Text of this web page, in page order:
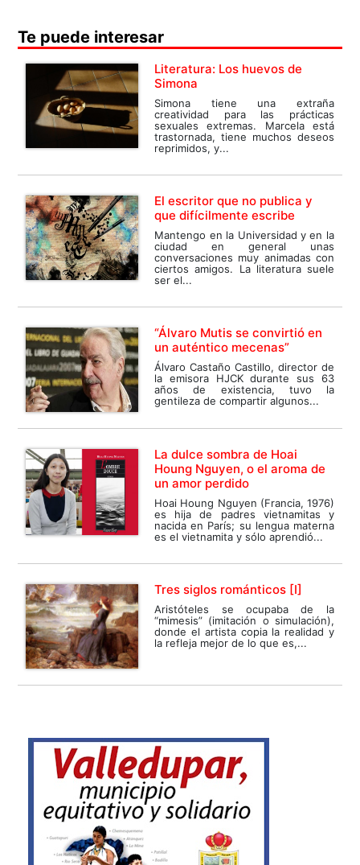
Te puede interesar
Literatura: Los huevos de
Simona
Simona tiene una extraña
creatividad para las prácticas
sexuales extremas. Marcela está
trastornada, tiene muchos deseos
reprimidos, y...
El escritor que no publica y
que difícilmente escribe
Mantengo en la Universidad y en la
ciudad en general unas
conversaciones muy animadas con
ciertos amigos. La literatura suele
ser el...
“Álvaro Mutis se convirtió en
un auténtico mecenas”
Álvaro Castaño Castillo, director de
la emisora HJCK durante sus 63
años de existencia, tuvo la
gentileza de compartir algunos...
La dulce sombra de Hoai
Houng Nguyen, o el aroma de
un amor perdido
Hoai Houng Nguyen (Francia, 1976)
es hija de padres vietnamitas y
nacida en París; su lengua materna
es el vietnamita y sólo aprendió...
Tres siglos románticos [I]
Aristóteles se ocupaba de la
“mimesis” (imitación o simulación),
donde el artista copia la realidad y
la refleja mejor de lo que es,...